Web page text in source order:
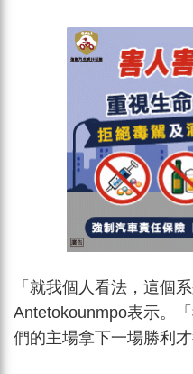
「就我個人看法，這個
Antetokounmpo表示。
們的主場拿下一場勝利才